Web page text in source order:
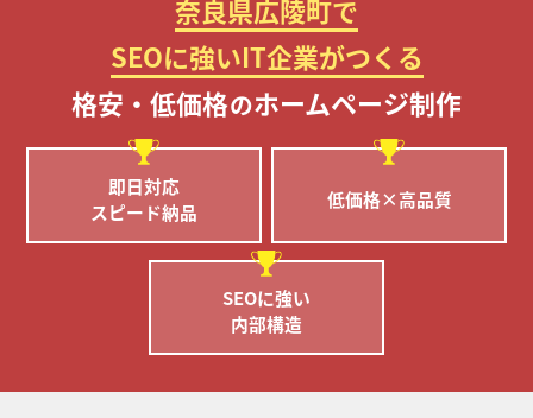
奈良県広陵町で
SEOに強いIT企業がつくる
格安・低価格のホームページ制作
即日対応
スピード納品
低価格×高品質
SEOに強い
内部構造